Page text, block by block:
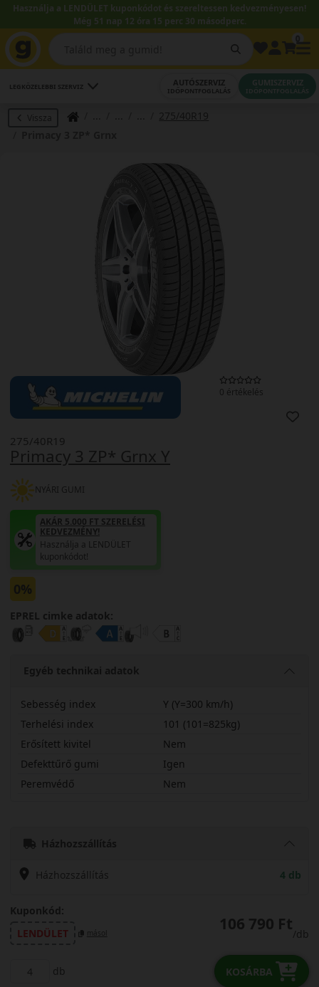
Használja a LENDÜLET kuponkódot és szereltessen kedvezményesen!
Még 51 nap 12 óra 15 perc 30 másodperc.
LEGKÖZELEBBI SZERVIZ AUTÓSZERVIZ
IDŐPONTFOGLALÁS
GUMISZERVIZ
IDŐPONTFOGLALÁS
Vissza
275/40R19
0 értékelés
Primacy 3 ZP* Grnx Y
275/40R19
NYÁRI GUMI
AKÁR 5.000 FT SZERELÉSI
KEDVEZMÉNY!
Használja a LENDÜLET
kuponkódot!
0%
EPREL cimke adatok:
Egyéb technikai adatok
Sebesség index
Y (Y=300 km/h)
Terhelési index
101 (101=825kg)
Erősített kivitel
Nem
Defekttűrő gumi
Igen
Peremvédő
Nem
Házhozszállítás
Házhozszállítás 4 db
Kuponkód:
LENDÜLET
másol 106 790 Ft
/db
db KOSÁRBA